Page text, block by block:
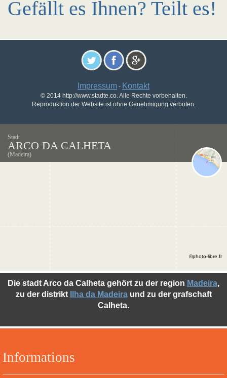
Gefällt es Ihnen? Teilt es!
Impressum - Kontakt
© 2014 http://www.stadte.co. Alle Rechte vorbehalten.
Reproduktion der Website ist ohne Genehmigung verboten.
Stadt
ARCO DA CALHETA
(Madeira)
Informations
Die stadt Arco da Calheta gehört zu der region Madeira,
zu der distrikt
Ilha da Madeiraund zu der grafschaft
Calheta.
©photo-libre.fr